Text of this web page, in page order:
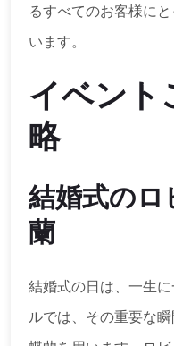
るすべてのお客様に
います。
イベント
略
結婚式の
蘭
結婚式の日は、一生
ルでは、その重要な